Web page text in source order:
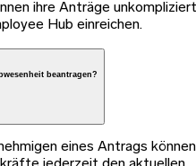
ihre Anträge unkompliziert
Hub einreichen.
beantragen?
eines Antrags können